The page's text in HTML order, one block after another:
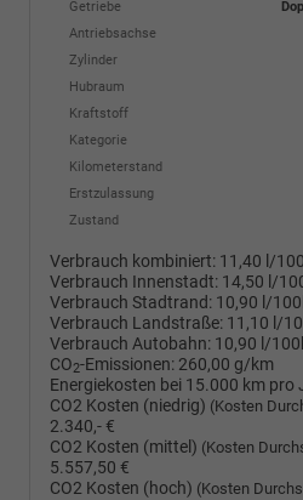
Getriebe
Antriebsachse
Zylinder
Hubraum
Kraftstoff
Kategorie
Kilometerstand
Erstzulassung
Zustand
Verbrauch kombiniert: 11,40 l/
Verbrauch Innenstadt: 14,50 l/
Verbrauch Stadtrand: 10,90 l/
Verbrauch Landstraße: 11,10 l/
Verbrauch Autobahn: 10,90 l/
CO2-Emissionen: 260,00 g/km
Energiekosten bei 15.000 km pro
CO2 Kosten (niedrig) (Kosten
2.340,- €
CO2 Kosten (mittel) (Kosten
5.557,50 €
CO2 Kosten (hoch) (Kosten